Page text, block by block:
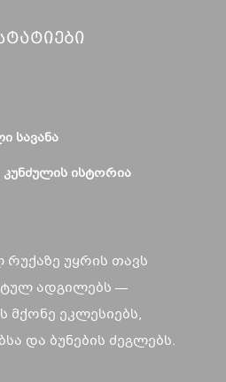
ᲡᲐᲕᲐᲜᲐ
ᲘᲡᲢᲝᲠᲘᲐ
უყრის თავს
ადგილებს —
მქონე ეკლესიებს,
და ბუნების ძეგლებს.